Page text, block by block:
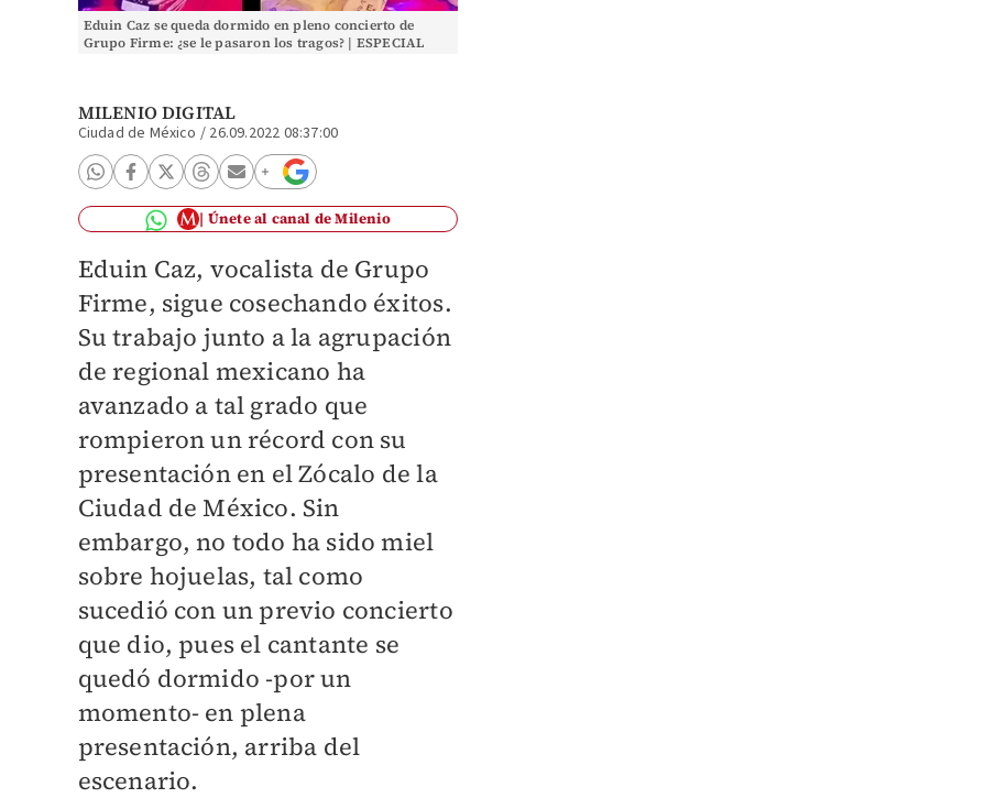
Eduin Caz se queda dormido en pleno concierto de
Grupo Firme: ¿se le pasaron los tragos? | ESPECIAL
MILENIO DIGITAL
Ciudad de México / 26.09.2022 08:37:00
Únete al canal de Milenio
Eduin Caz, vocalista de Grupo
Firme, sigue cosechando éxitos.
Su trabajo junto a la agrupación
de regional mexicano ha
avanzado a tal grado que
rompieron un récord con su
presentación en el Zócalo de la
Ciudad de México. Sin
embargo, no todo ha sido miel
sobre hojuelas, tal como
sucedió con un previo concierto
que dio, pues el cantante se
quedó dormido -por un
momento- en plena
presentación, arriba del
escenario.